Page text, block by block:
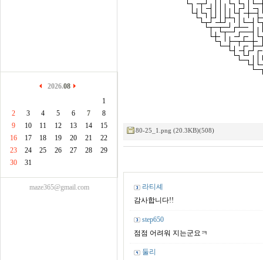
2026.08
1
2
3 4 5 6 7
8
9
10 11 12 13 14
15
16
17 18 19 20 21
22
23
24 25 26 27 28
29
30
31
maze365@gmail.com
80-25_1.png (20.3KB)(508)
라티셰
감사합니다!!
step650
점점 어려워 지는군요ㅋ
둘리